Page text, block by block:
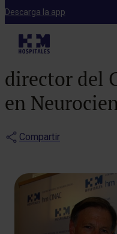
Descarga la app
Notas de prensa
HM
por Dr.
director del
en
Compartir